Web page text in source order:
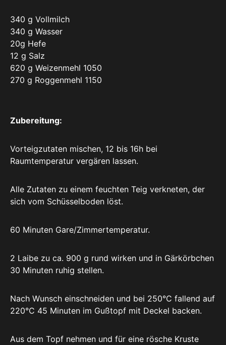
340 g Vollmilch
340 g Wasser
20g Hefe
12 g Salz
620 g Weizenmehl 1050
270 g Roggenmehl 1150
Zubereitung:
Vorteigzutaten mischen, 12 bis 16h bei
Raumtemperatur vergären lassen.
Alle Zutaten zu einem feuchten Teig verkneten, der
sich vom Schüsselboden löst.
60 Minuten Gare/Zimmertemperatur.
2 Laibe zu ca. 900 g rund wirken und in Gärkörbchen
30 Minuten ruhig stellen.
Nach Wunsch einschneiden und bei 250°C fallend auf
220°C 45 Minuten im Gußtopf mit Deckel backen.
Aus dem Topf nehmen und für eine rösche Kruste